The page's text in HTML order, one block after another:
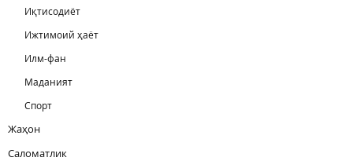
Иқтисодиёт
Ижтимоий ҳаёт
Илм-фан
Маданият
Спорт
Жаҳон
Саломатлик